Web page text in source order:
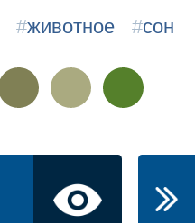
#животное #сон